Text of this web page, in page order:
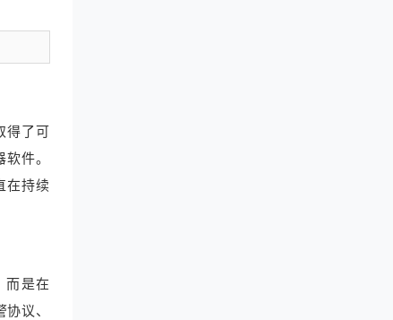
得了可
件。
在持续
而是在
议、